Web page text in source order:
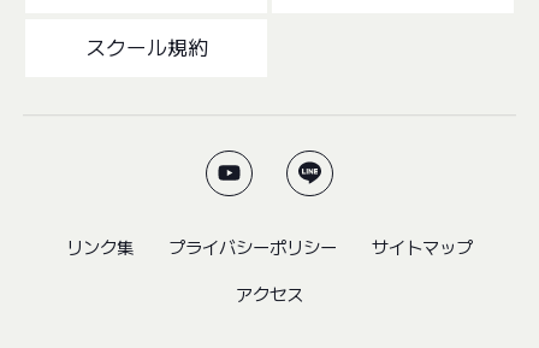
スクール規約
リンク集 プライバシーポリシー
サイトマップ
アクセス